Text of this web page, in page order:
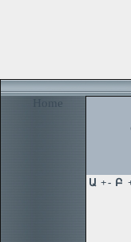
Home